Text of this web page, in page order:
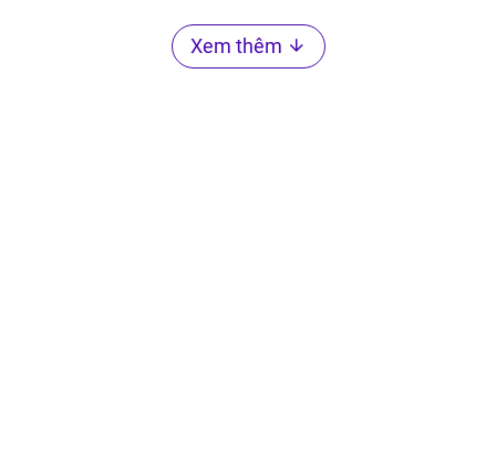
Xem thêm